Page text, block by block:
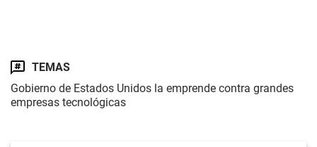
TEMAS
Gobierno de Estados Unidos la emprende contra grandes
empresas tecnológicas